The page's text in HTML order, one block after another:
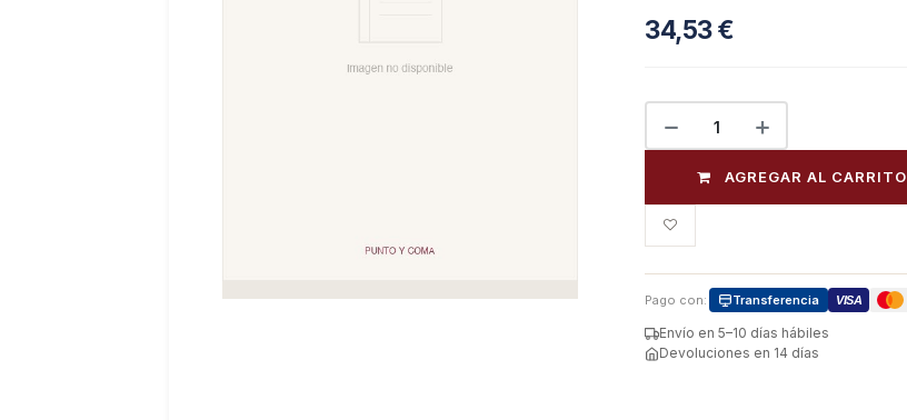
34,53€
AGREGAR AL CARRITO
Pago con: Transferencia VISA
Envío en 5–10 días hábiles
Devoluciones en 14 días